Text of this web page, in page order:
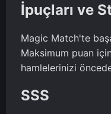
İpuçları ve
Magic Match'te
Maksimum puan
hamlelerinizi
SSS